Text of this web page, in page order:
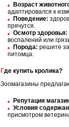
Возраст
адаптировался к
Поведение:
прячутся.
Осмотр здоровья:
воспалений или
Порода: решите
питомца.
Где купить кролика?
Зоомагазины
Репутация
Условия
присмотром